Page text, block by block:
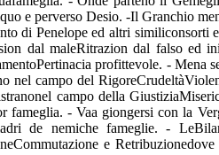
e perverso Desio. -Il Granchio
di Penelope ed altri
dal maleRitrazion dal falso
profittevole. -
nel campo del
campo della
- Vaa giongersi con la
de nemiche fameglie. -
e